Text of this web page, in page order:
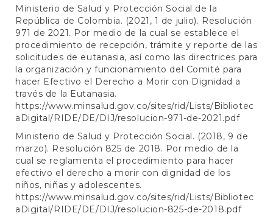
Ministerio de Salud y Protección Social de la
República de Colombia. (2021, 1 de julio). Resolución
971 de 2021. Por medio de la cual se establece el
procedimiento de recepción, trámite y reporte de las
solicitudes de eutanasia, así como las directrices para
la organización y funcionamiento del Comité para
hacer Efectivo el Derecho a Morir con Dignidad a
través de la Eutanasia.
https://www.minsalud.gov.co/sites/rid/Lists/Bibliotec
aDigital/RIDE/DE/DIJ/resolucion-971-de-2021.pdf
Ministerio de Salud y Protección Social. (2018, 9 de
marzo). Resolución 825 de 2018. Por medio de la
cual se reglamenta el procedimiento para hacer
efectivo el derecho a morir con dignidad de los
niños, niñas y adolescentes.
https://www.minsalud.gov.co/sites/rid/Lists/Bibliotec
aDigital/RIDE/DE/DIJ/resolucion-825-de-2018.pdf